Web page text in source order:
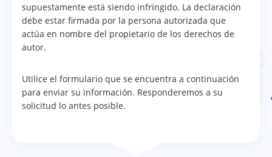
supuestamente está siendo infringido. La declaración
debe estar firmada por la persona autorizada que
actúa en nombre del propietario de los derechos de
autor.
Utilice el formulario que se encuentra a continuación
para enviar su información. Responderemos a su
solicitud lo antes posible.